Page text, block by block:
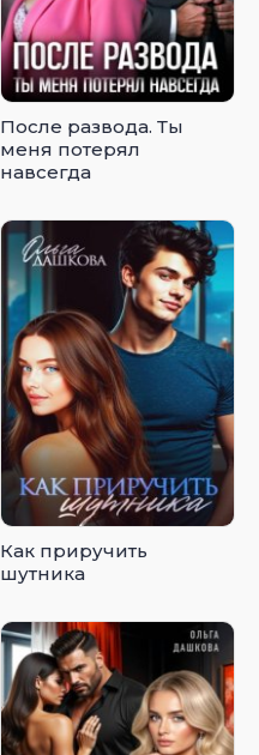
После развода. Ты
меня потерял
навсегда
Как приручить
шутника